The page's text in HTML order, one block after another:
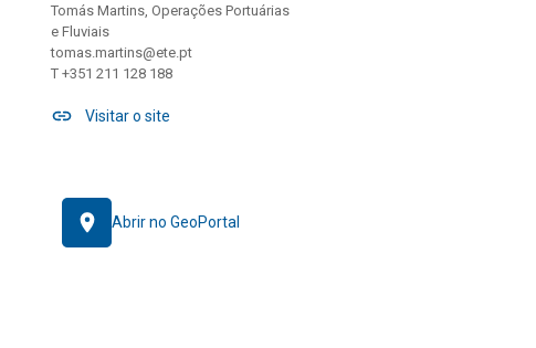
Tomás Martins, Operações Portuárias
e Fluviais
tomas.martins@ete.pt
T +351 211 128 188
Visitar o site
Abrir no GeoPortal